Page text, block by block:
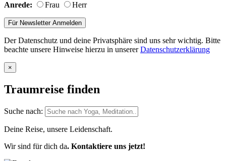
Anrede: Frau Herr
Der Datenschutz und deine Privatsphäre sind uns sehr wichtig. Bitte
beachte unsere Hinweise hierzu in unsererDatenschutzerklärung
×
Traumreise finden
Suche nach:
Deine Reise, unsere Leidenschaft.
Wir sind für dich da. Kontaktiere uns jetzt!